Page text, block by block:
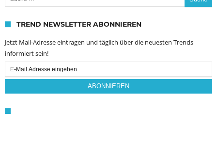
TREND NEWSLETTER ABONNIEREN
Jetzt Mail-Adresse eintragen und täglich über die neuesten Trends
informiert sein!
Email
Subscription
ABONNIEREN